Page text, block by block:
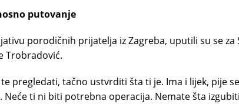
putovanje
porodičnih prijatelja iz Zagreba, uputili su se
Trobradović.
te pregledati, tačno ustvrditi šta ti je. Ima i lijek, pije
Neće ti ni biti potrebna operacija. Nemate šta